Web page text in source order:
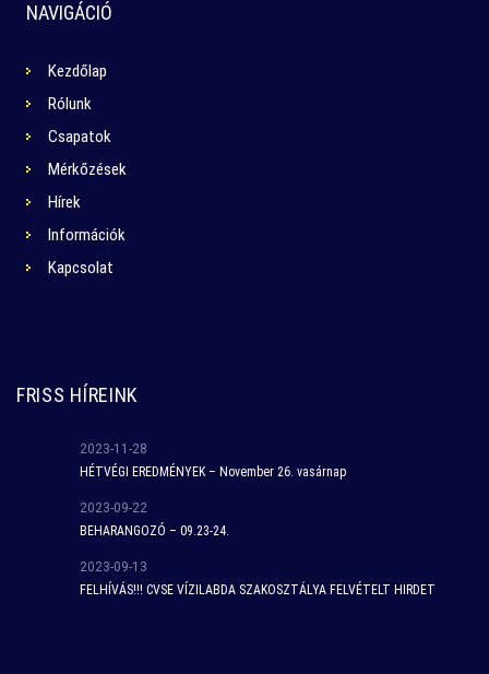
NAVIGÁCIÓ
Kezdőlap
Rólunk
Csapatok
Mérkőzések
Hírek
Információk
Kapcsolat
FRISS HÍREINK
2023-11-28
HÉTVÉGI EREDMÉNYEK – November 26. vasárnap
2023-09-22
BEHARANGOZÓ – 09.23-24.
2023-09-13
FELHÍVÁS!!! CVSE VÍZILABDA SZAKOSZTÁLYA FELVÉTELT HIRDET